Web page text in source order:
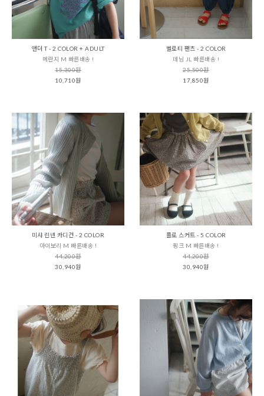
앤더 T - 2 COLOR + ADULT
메란지 M 빠른배송 !
15,300원
10,710원
벨로티 팬츠 - 2 COLOR
데님 JL 빠른배송 !
25,500원
17,850원
미샤 린넨 카디건 - 2 COLOR
아이보리 M 빠른배송 !
44,200원
30,940원
플로 스커트 - 5 COLOR
핑크 M 빠른배송 !
44,200원
30,940원